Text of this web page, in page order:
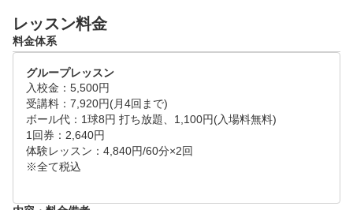
レッスン料金
料金体系
グループレッスン
入校金：5,500円
受講料：7,920円(月4回まで)
ボール代：1球8円 打ち放題、1,100円(入場料無料)
1回券：2,640円
体験レッスン：4,840円/60分×2回
※全て税込